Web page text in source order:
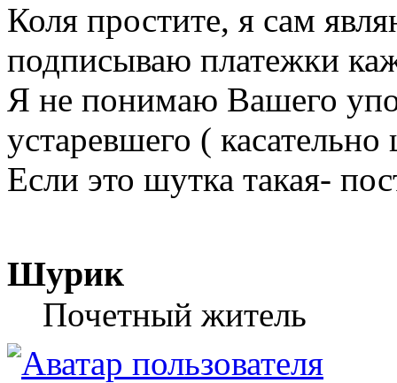
Коля простите, я сам
подписываю платежки
Я не понимаю Вашего
устаревшего (
Если это шутка такая-
Шурик
Почетный житель